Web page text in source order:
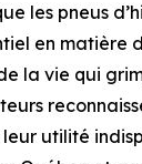
les pneus
en matière
la vie qui
leur utilité